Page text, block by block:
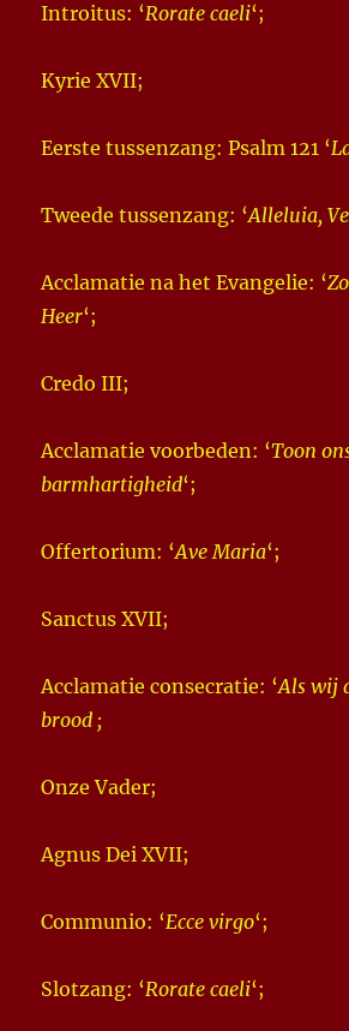
Introitus: ‘Rorate caeli‘;
Kyrie XVII;
Eerste tussenzang: Psalm 121 ‘
Tweede tussenzang: ‘Alleluia,
Acclamatie na het Evangelie: ‘
Heer‘;
Credo III;
Acclamatie voorbeden: ‘Toon
barmhartigheid‘;
Offertorium: ‘Ave Maria‘;
Sanctus XVII;
Acclamatie consecratie: ‘Als wij
brood ;
Onze Vader;
Agnus Dei XVII;
Communio: ‘Ecce virgo‘;
Slotzang: ‘Rorate caeli‘;